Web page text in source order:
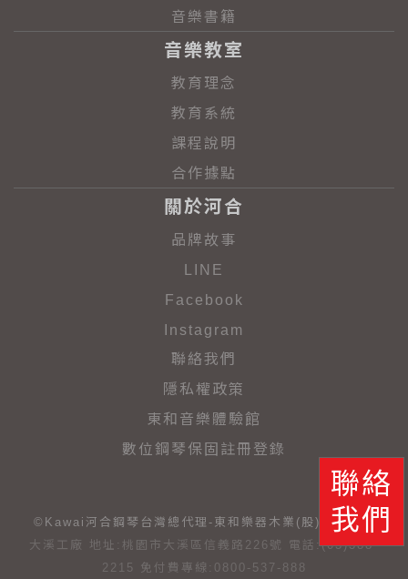
音樂書籍
音樂教室
教育理念
教育系統
課程說明
合作據點
關於河合
品牌故事
LINE
Facebook
Instagram
聯絡我們
隱私權政策
東和音樂體驗館
數位鋼琴保固註冊登錄
©Kawai河合鋼琴台灣總代理-東和樂器木業(股)有限公司
大溪工廠 地址:桃園市大溪區信義路226號 電話:(03)388-
2215 免付費專線:0800-537-888
聯絡
我們